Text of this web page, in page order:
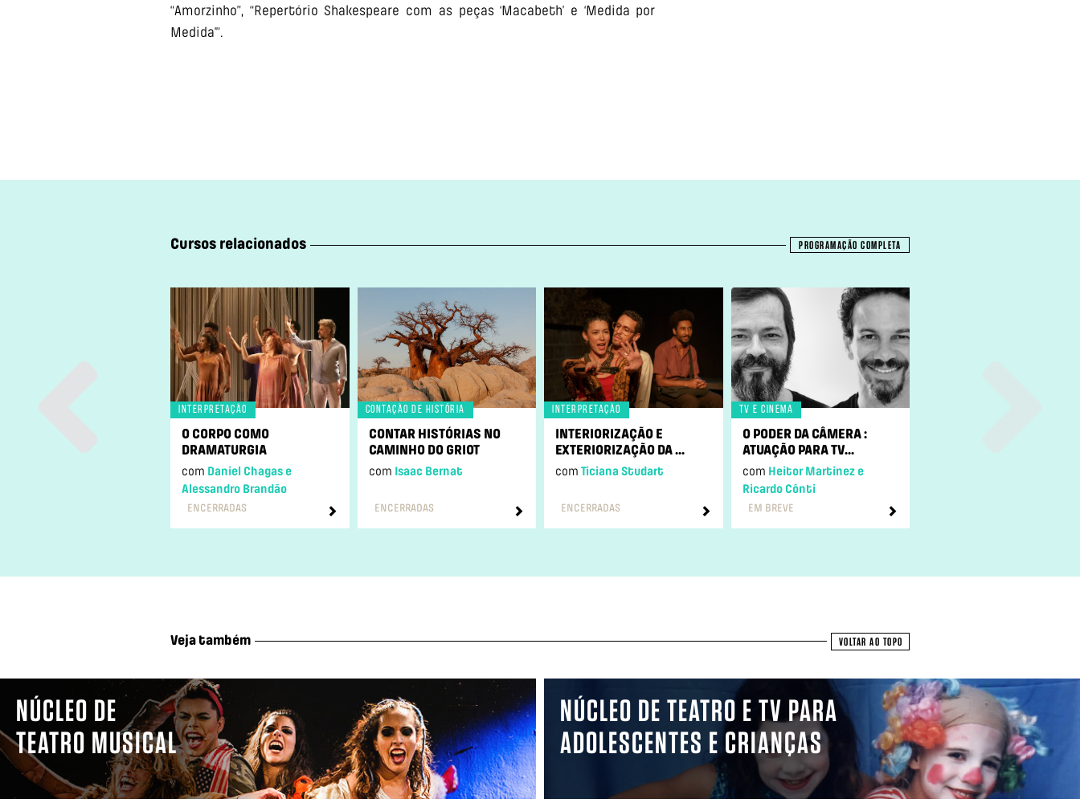
“Amorzinho”, “Repertório Shakespeare com as peças ‘Macabeth’ e ‘Medida por
Medida’”.
Cursos relacionados PROGRAMAÇÃO COMPLETA
Interpretação
O CORPO COMO
DRAMATURGIA
com Daniel Chagas e
Alessandro Brandão
ENCERRADAS
Contação de História
CONTAR HISTÓRIAS NO
CAMINHO DO GRIOT
com Isaac Bernat
ENCERRADAS
Interpretação
INTERIORIZAÇÃO E
EXTERIORIZAÇÃO DA ...
com Ticiana Studart
ENCERRADAS
Tv e Cinema
O PODER DA CÂMERA :
ATUAÇÃO PARA TV...
com Heitor Martinez e
Ricardo Cônti
EM BREVE
Veja também VOLTAR AO TOPO
NÚCLEO DE
TEATRO MUSICAL
NÚCLEO DE TEATRO E TV PARA
ADOLESCENTES E CRIANÇAS